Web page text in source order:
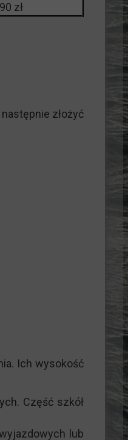
zł
złożyć
Ich wysokość
Część szkół
lub